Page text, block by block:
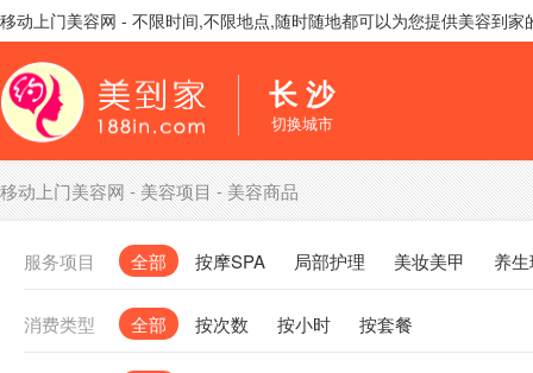
移动上门美容网 - 不限时间,不限地点,随时随地都可以为您提供美容到家
长 沙
切换城市
移动上门美容网-美容项目-美容商品
服务项目 全部 按摩SPA 局部护理 美妆美甲 养
消费类型 全部 按次数 按小时 按套餐